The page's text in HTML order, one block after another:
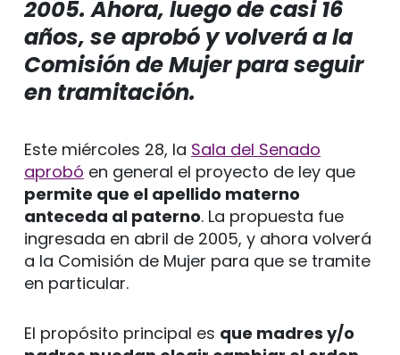
2005. Ahora, luego de casi 16
años, se aprobó y volverá a la
Comisión de Mujer para seguir
en tramitación.
Este miércoles 28, la Sala del Senado
aprobó en general el proyecto de ley que
permite que el apellido materno
anteceda al paterno. La propuesta fue
ingresada en abril de 2005, y ahora volverá
a la Comisión de Mujer para que se tramite
en particular.
El propósito principal es que madres y/o